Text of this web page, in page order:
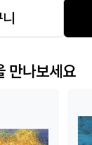
만나보세요